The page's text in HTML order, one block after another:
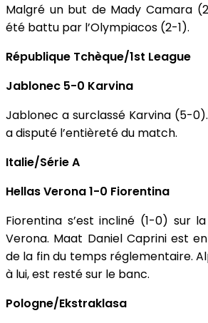
Malgré un but de Mady Camara
été battu par l’Olympiacos (2-1).
République Tchèque/1st League
Jablonec 5-0 Karvina
Jablonec a surclassé Karvina (5-
a disputé l’entièreté du match.
Italie/Série A
Hellas Verona 1-0 Fiorentina
Fiorentina s’est incliné (1-0) sur
Verona. Maat Daniel Caprini est
de la fin du temps réglementaire.
à lui, est resté sur le banc.
Pologne/Ekstraklasa